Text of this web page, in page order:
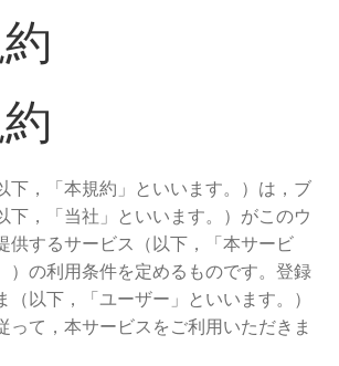
開を
展
開
ド(Lesson & Guide)
ュ
ー
を
開
メ
ニ
ュ
を
わる表示
て
下，「本規約」といいます。）は，ブ
下，「当社」といいます。）がこのウ
供するサービス（以下，「本サービ
）の利用条件を定めるものです。登録
（以下，「ユーザー」といいます。）
って，本サービスをご利用いただきま